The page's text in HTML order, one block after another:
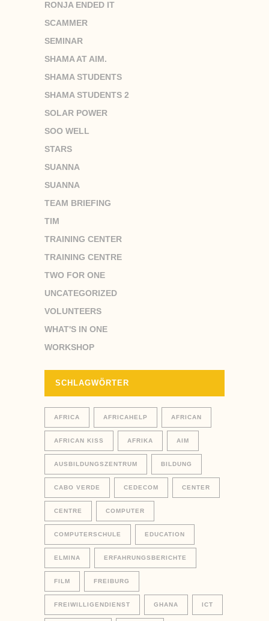
RONJA ENDED IT
SCAMMER
SEMINAR
SHAMA AT AIM.
SHAMA STUDENTS
SHAMA STUDENTS 2
SOLAR POWER
SOO WELL
STARS
SUANNA
SUANNA
TEAM BRIEFING
TIM
TRAINING CENTER
TRAINING CENTRE
TWO FOR ONE
UNCATEGORIZED
VOLUNTEERS
WHAT'S IN ONE
WORKSHOP
SCHLAGWÖRTER
AFRICA AFRICAHELP AFRICAN
AFRICAN KISS AFRIKA AIM
AUSBILDUNGSZENTRUM BILDUNG
CABO VERDE CEDECOM CENTER
CENTRE COMPUTER
COMPUTERSCHULE EDUCATION
ELMINA ERFAHRUNGSBERICHTE
FILM FREIBURG
FREIWILLIGENDIENST GHANA ICT